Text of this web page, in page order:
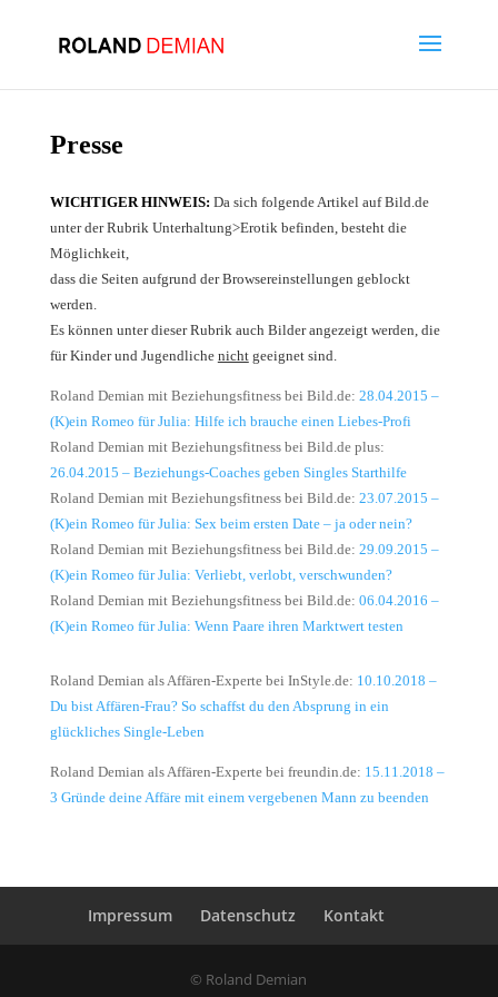
Presse
WICHTIGER HINWEIS: Da sich folgende Artikel auf Bild.de
unter der Rubrik Unterhaltung>Erotik befinden, besteht die
Möglichkeit,
dass die Seiten aufgrund der Browsereinstellungen geblockt
werden.
Es können unter dieser Rubrik auch Bilder angezeigt werden, die
für Kinder und Jugendliche nichtgeeignet sind.
Roland Demian mit Beziehungsfitness bei Bild.de: 28.04.2015 –
(K)ein Romeo für Julia: Hilfe ich brauche einen Liebes-Profi
Roland Demian mit Beziehungsfitness bei Bild.de plus:
26.04.2015 – Beziehungs-Coaches geben Singles Starthilfe
Roland Demian mit Beziehungsfitness bei Bild.de: 23.07.2015 –
(K)ein Romeo für Julia: Sex beim ersten Date – ja oder nein?
Roland Demian mit Beziehungsfitness bei Bild.de: 29.09.2015 –
(K)ein Romeo für Julia: Verliebt, verlobt, verschwunden?
Roland Demian mit Beziehungsfitness bei Bild.de: 06.04.2016 –
(K)ein Romeo für Julia: Wenn Paare ihren Marktwert testen
Roland Demian als Affären-Experte bei InStyle.de: 10.10.2018 –
Du bist Affären-Frau? So schaffst du den Absprung in ein
glückliches Single-Leben
Roland Demian als Affären-Experte bei freundin.de: 15.11.2018 –
3 Gründe deine Affäre mit einem vergebenen Mann zu beenden
Impressum Datenschutz Kontakt
© Roland Demian